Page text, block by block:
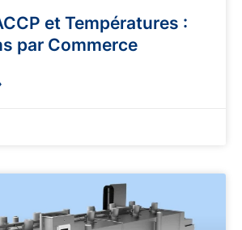
et Températures :
par Commerce